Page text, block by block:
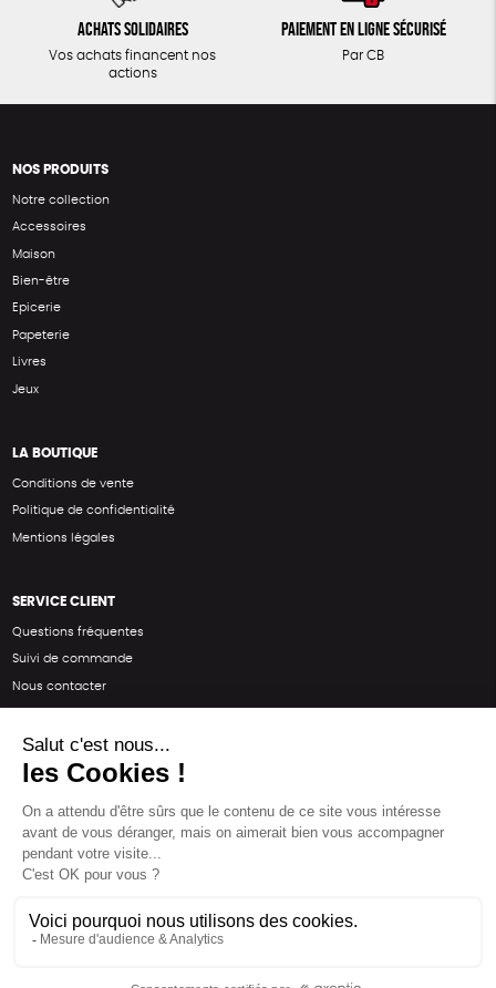
Achats solidaires
Vos achats financent nos
actions
Paiement en ligne sécurisé
Par CB
NOS PRODUITS
Notre collection
Accessoires
Maison
Bien-être
Epicerie
Papeterie
Livres
Jeux
LA BOUTIQUE
Conditions de vente
Politique de confidentialité
Mentions légales
SERVICE CLIENT
Questions fréquentes
Suivi de commande
Nous contacter
SUIVEZ-NOUS
Une boutique élaborée avec par RGOODS